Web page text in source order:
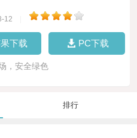
12
下载 PC下载
，安全绿色
排行